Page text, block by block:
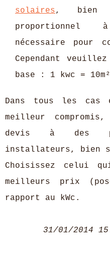
solaires, bien
proportionnel
nécessaire pour
Cependant
base : 1 kwc =
Dans tous les
meilleur compromis,
devis à des
installateurs, bien
Choisissez celui
meilleurs prix
rapport au kWc.
31/01/2014